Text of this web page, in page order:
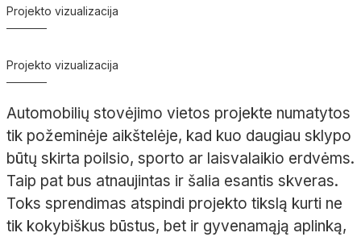
Projekto vizualizacija
Projekto vizualizacija
Automobilių stovėjimo vietos projekte numatytos
tik požeminėje aikštelėje, kad kuo daugiau sklypo
būtų skirta poilsio, sporto ar laisvalaikio erdvėms.
Taip pat bus atnaujintas ir šalia esantis skveras.
Toks sprendimas atspindi projekto tikslą kurti ne
tik kokybiškus būstus, bet ir gyvenamąją aplinką,